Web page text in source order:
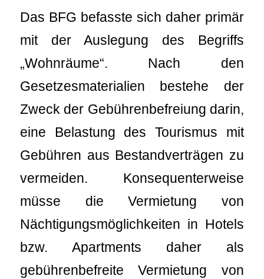
Das BFG befasste sich daher primär
mit der Auslegung des Begriffs
„Wohnräume“. Nach den
Gesetzesmaterialien bestehe der
Zweck der Gebührenbefreiung darin,
eine Belastung des Tourismus mit
Gebühren aus Bestandverträgen zu
vermeiden. Konsequenterweise
müsse die Vermietung von
Nächtigungsmöglichkeiten in Hotels
bzw. Apartments daher als
gebührenbefreite Vermietung von